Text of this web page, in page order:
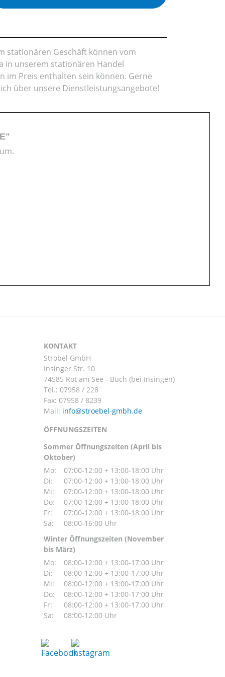
stationären Geschäft können vom
in unserem stationären Handel
im Preis enthalten sein können. Gerne
über unsere Dienstleistungsangebote!
KONTAKT
Ströbel GmbH
Insinger Str. 10
74585 Rot am See - Buch (bei Insingen)
Tel.: 07958 / 228
Fax: 07958 / 8239
Mail:
ÖFFNUNGSZEITEN
Sommer Öffnungszeiten (April bis
Oktober)
Mo:
07:00-12:00 + 13:00-18:00 Uhr
Di:
07:00-12:00 + 13:00-18:00 Uhr
Mi:
07:00-12:00 + 13:00-18:00 Uhr
Do:
07:00-12:00 + 13:00-18:00 Uhr
Fr:
07:00-12:00 + 13:00-18:00 Uhr
Sa:
08:00-16:00 Uhr
Winter Öffnungszeiten (November
bis März)
Mo:
08:00-12:00 + 13:00-17:00 Uhr
Di:
08:00-12:00 + 13:00-17:00 Uhr
Mi:
08:00-12:00 + 13:00-17:00 Uhr
Do:
08:00-12:00 + 13:00-17:00 Uhr
Fr:
08:00-12:00 + 13:00-17:00 Uhr
Sa:
08:00-12:00 Uhr